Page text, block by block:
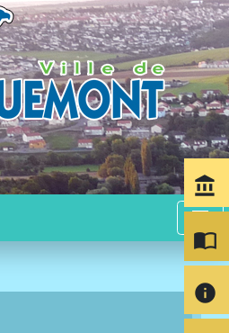
menu
account_balance
import_contacts
info